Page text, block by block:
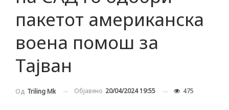
пакетот американска
воена помош за
Тајван
Од Triling Mk Објавено 20/04/2024 19:55 475